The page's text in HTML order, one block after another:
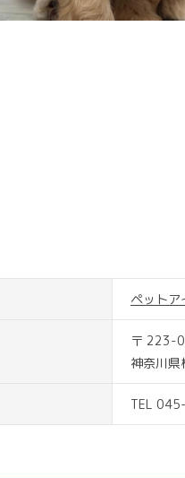
ペットア
〒 223-
神奈川
TEL